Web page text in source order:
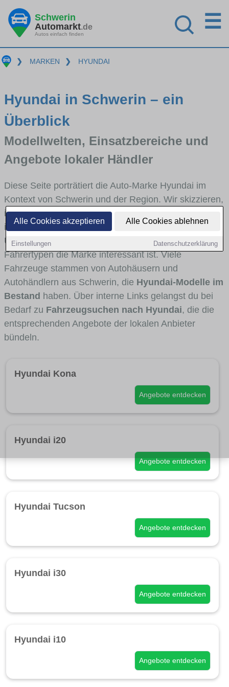
Alle Cookies akzeptieren Alle Cookies ablehnen
Einstellungen Datenschutzerklärung
Schwerin
Automarkt.de
Autos einfach finden
☰
❯ MARKEN ❯ HYUNDAI
Hyundai in Schwerin – ein
Überblick
Modellwelten, Einsatzbereiche und
Angebote lokaler Händler
Diese Seite porträtiert die Auto-Marke Hyundai im
Kontext von Schwerin und der Region. Wir skizzieren,
in welchen Fahrzeugklassen Hyundai stark vertreten
ist, welche Modellreihen häufig im Stadt- und
Umlandverkehr zu sehen sind und für welche
Fahrertypen die Marke interessant ist. Viele
Fahrzeuge stammen von Autohäusern und
Autohändlern aus Schwerin, die Hyundai-Modelle im
Bestand haben. Über interne Links gelangst du bei
Bedarf zu Fahrzeugsuchen nach Hyundai, die die
entsprechenden Angebote der lokalen Anbieter
bündeln.
Hyundai Kona
Angebote entdecken
Hyundai i20
Angebote entdecken
Hyundai Tucson
Angebote entdecken
Hyundai i30
Angebote entdecken
Hyundai i10
Angebote entdecken